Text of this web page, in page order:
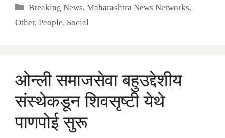
Categories
Breaking News,Maharashtra News Networks,
Other, People, Social
ओन्ली समाजसेवा बहुउद्देशीय
संस्थेकडून शिवसृष्टी येथे
पाणपोई सुरू